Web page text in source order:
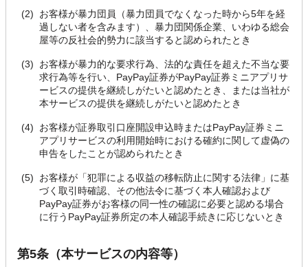
お客様が暴力団員（暴力団員でなくなった時から5年を経
過しない者を含みます）、暴力団関係企業、いわゆる総会
屋等の反社会的勢力に該当すると認められたとき
お客様が暴力的な要求行為、法的な責任を超えた不当な要
求行為等を行い、PayPay証券がPayPay証券ミニアプリサ
ービスの提供を継続しがたいと認めたとき、または当社が
本サービスの提供を継続しがたいと認めたとき
お客様が証券取引口座開設申込時またはPayPay証券ミニ
アプリサービスの利用開始時における確約に関して虚偽の
申告をしたことが認められたとき
お客様が「犯罪による収益の移転防止に関する法律」に基
づく取引時確認、その他法令に基づく本人確認および
PayPay証券がお客様の同一性の確認に必要と認める場合
に行うPayPay証券所定の本人確認手続きに応じないとき
第5条（本サービスの内容等）